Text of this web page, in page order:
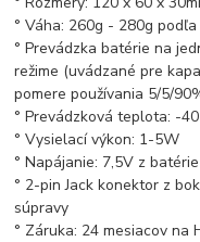
° Váha: 260g - 280g
° Prevádzka batérie na
režime (uvádzané pre
pomere používania 5/5/
° Prevádzková teplota: -
° Vysielací výkon: 1-5W
° Napájanie: 7,5V z
° 2-pin Jack konektor z
súpravy
° Záruka: 24 mesiacov na